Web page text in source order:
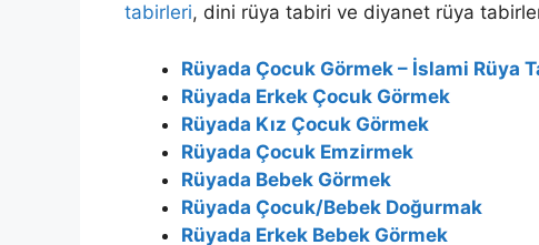
tabirleri, dini rüya tabiri ve diyanet rüya
Rüyada Çocuk Görmek – İslami Rüya
Rüyada Erkek Çocuk Görmek
Rüyada Kız Çocuk Görmek
Rüyada Çocuk Emzirmek
Rüyada Bebek Görmek
Rüyada Çocuk/Bebek Doğurmak
Rüyada Erkek Bebek Görmek